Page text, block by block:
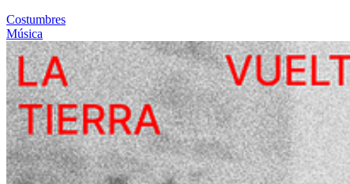
Costumbres
Música